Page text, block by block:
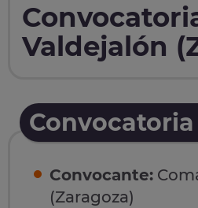
Valdejalón
Convocante:
(Zaragoza)